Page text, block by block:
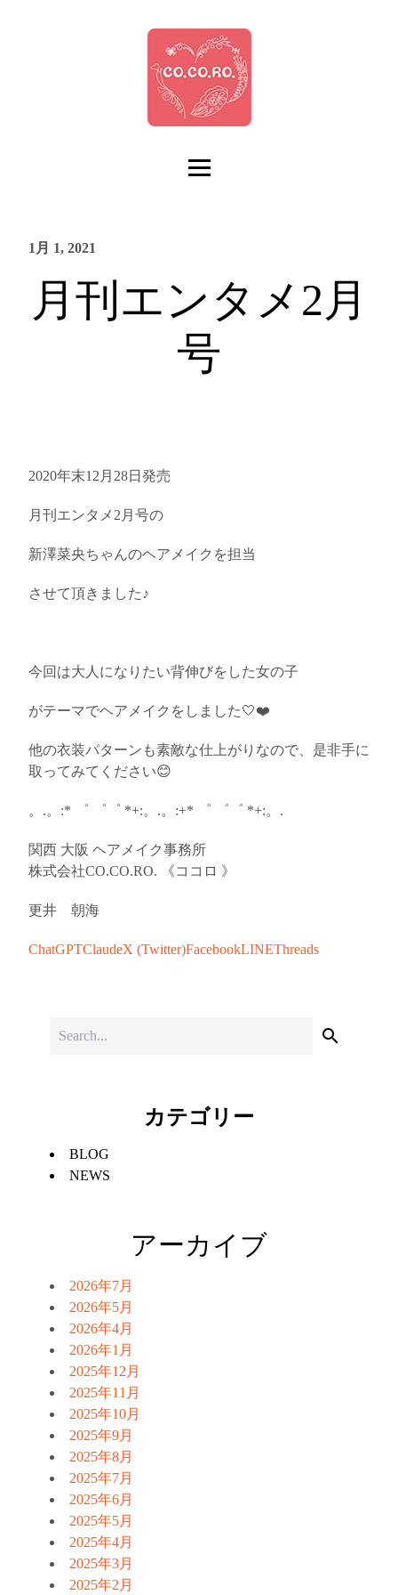
1月 1, 2021
月刊エンタメ2月
号
2020年末12月28日発売
月刊エンタメ2月号の
新澤菜央ちゃんのヘアメイクを担当
させて頂きました♪
今回は大人になりたい背伸びをした女の子
がテーマでヘアメイクをしました🤍❤️
他の衣装パターンも素敵な仕上がりなので、是非手に
取ってみてください😊
。.。:* ゜ ゜゜ *+:。.。:+* ゜ ゜゜ *+:。.
関西 大阪 ヘアメイク事務所
株式会社CO.CO.RO. 《ココロ 》
更井 朝海
ChatGPTClaudeX (Twitter)FacebookLINEThreads
カテゴリー
BLOG
NEWS
アーカイブ
2026年7月
2026年5月
2026年4月
2026年1月
2025年12月
2025年11月
2025年10月
2025年9月
2025年8月
2025年7月
2025年6月
2025年5月
2025年4月
2025年3月
2025年2月